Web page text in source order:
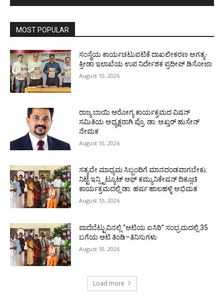
MOST POPULAR
ಸಂಸ್ಥೆಯ ಕಾರ್ಯಚಟುವಟಿಕೆ ದಾಖಲೀಕರಣ ಅಗತ್ಯ-
ಕ್ರೀಡಾ ಇಲಾಖೆಯ ಉಪ ನಿರ್ದೇಶಕ ಪ್ರದೀಪ್ ಡಿಸೋಜಾ
August 10, 2026
ರಾಜ್ಯ ಬಾಯಿ ಆರೋಗ್ಯ ಕಾರ್ಯಕ್ರಮದ ವಿಷನ್
ಸಮಿತಿಯ ಅಧ್ಯಕ್ಷರಾಗಿ ಪ್ರೊ. ಡಾ. ಅಖ್ತರ್ ಹುಸೇನ್
ನೇಮಕ
August 10, 2026
ಸತ್ಯವೇ ಮಾಧ್ಯಮ ಸಿಬ್ಬಂದಿಗೆ ಮಾನದಂಡವಾಗಬೇಕು:
ನಿಟ್ಟೆ ಇನ್ಸ್ಟಿಟ್ಯೂಟ್ ಆಫ್ ಕಮ್ಯುನಿಕೇಷನ್ ದಿಕ್ಸೂಚಿ
ಕಾರ್ಯಕ್ರಮದಲ್ಲಿ ಡಾ. ಹರ್ಷ ಹಾಲಹಳ್ಳಿ ಅಭಿಮತ
August 10, 2026
ಪಾದೆಬೆಟ್ಟುವಿನಲ್ಲಿ “ಆಟಿಯ ಐಸಿರಿ’’ ಸಂಭ್ರಮದಲ್ಲಿ 35
ಬಗೆಯ ಆಟಿ ತಿಂಡಿ–ತಿನಿಸುಗಳು
August 10, 2026
Load more